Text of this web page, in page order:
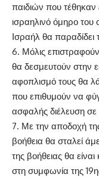
παιδιών που τέθηκαν
ισραηλινό όμηρο του
Ισραήλ θα παραδίδει
6. Μόλις
θα δεσμευτούν στην
αφοπλισμό τους θα
που επιθυμούν να
ασφαλής διέλευση
7. Με την αποδοχή
βοήθεια θα σταλεί
της βοήθειας θα
στη συμφωνία της